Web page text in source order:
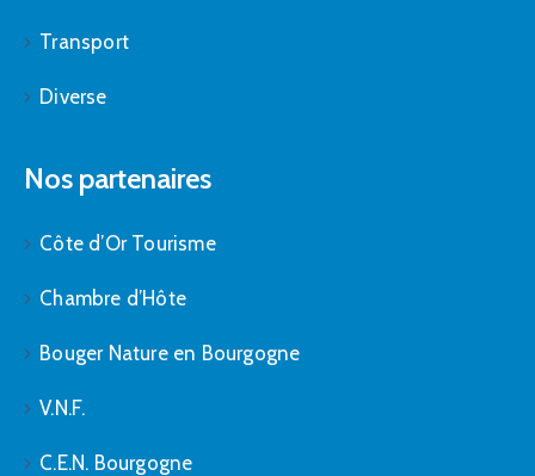
Transport
Diverse
Nos partenaires
Côte d’Or Tourisme
Chambre d’Hôte
Bouger Nature en Bourgogne
V.N.F.
C.E.N. Bourgogne